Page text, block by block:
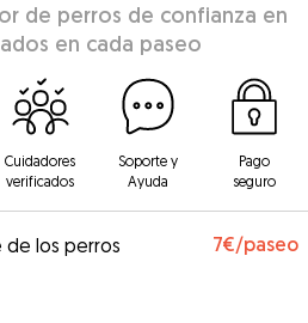
de perros de confianza en
en cada paseo
Cuidadores
verificados
Soporte y
Ayuda
Pago
seguro
de los perros 7€/paseo